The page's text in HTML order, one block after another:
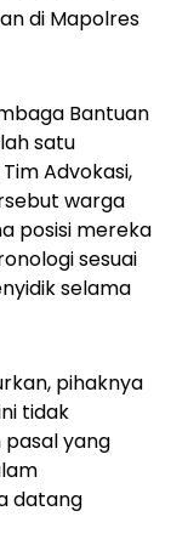
di Mapolres
Bantuan
satu
Advokasi,
warga
posisi mereka
sesuai
selama
pihaknya
tidak
yang
datang